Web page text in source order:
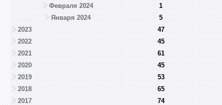
Февраля 2024
1
Января 2024
5
2023
47
2022
45
2021
61
2020
45
2019
53
2018
65
2017
74